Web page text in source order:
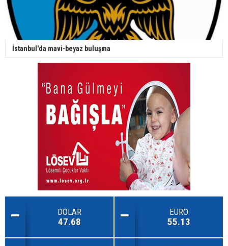
İstanbul'da mavi-beyaz buluşma
DOLAR
47.68
EURO
55.13